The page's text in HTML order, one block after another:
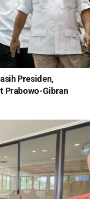
Presiden,
Prabowo-Gibran